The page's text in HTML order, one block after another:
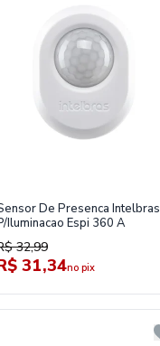
De Presenca Intelbras
Iluminacao Espi 360 A
32,99
31,34no pix